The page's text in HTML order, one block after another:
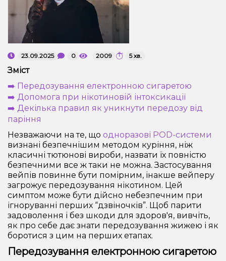
Рідини для електронних сигарет
Подарункові набори
23.09.2025 0 2009 5 хв.
Зміст
➡️ Передозування електронною сигаретою
➡️ Допомога при нікотиновій інтоксикації
➡️ Декілька правил як уникнути передозу від
паріння
Незважаючи на те, що одноразові POD-системи
визнані безпечнішим методом куріння, ніж
класичні тютюнові вироби, назвати їх повністю
безпечними все ж таки не можна. Застосування
вейпів повинне бути помірним, інакше вейперу
загрожує передозування нікотином. Цей
симптом може бути дійсно небезпечним при
ігноруванні перших “дзвіночків”. Щоб парити
задоволення і без шкоди для здоров'я, вивчіть,
як про себе дає знати передозування жижею і як
боротися з цим на перших етапах.
Передозування електронною сигаретою